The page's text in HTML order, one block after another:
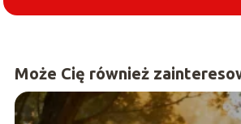
Może Cię również